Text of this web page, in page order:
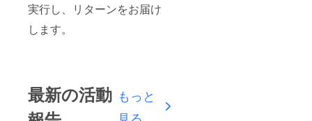
実行し、リターンをお届け
します。
最新の活動 もっと